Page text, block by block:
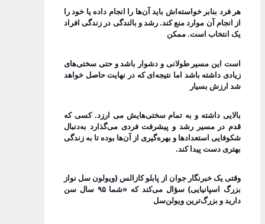
هر فرد بنا‌بر خواسته‌اش باید آن‌ها را انجام داده یا خود را
از انجام آن موارد منع کند. رشد و بالندگی در زندگی افراد
یک انتخاب است. ممکن
است این مسیر طولانی و دشوار باشد و حتی سختی‌های
زیادی داشته باشد اما نتیجه‌ای که در نهایت حاصل خواهد
شد ارزش بسیار
بالایی داشته و به تمام سختی‌هایش می ارزد. کسی که
قدم در مسیر رشد و پیشرفت فردی می‌گذارد به‌دنبال
شکوفایی استعدادها و بهره‌گیری از آن‌ها بوده تا به زندگی
بهتری دست پیدا کند.
وقتی یک خبرنگار جوان از پابلو کازالس (ویولون سل نواز
بزرگ اسپانیایی) سؤال می‌کند که «شما ۹۵ سال سن
دارید و بزرگ‌ترین ویولن‌سل